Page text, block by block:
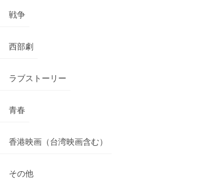
戦争
西部劇
ラブストーリー
青春
香港映画（台湾映画含む）
その他